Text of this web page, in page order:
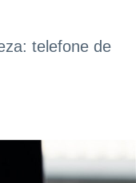
telefone de